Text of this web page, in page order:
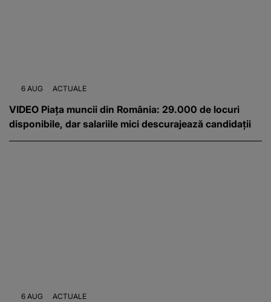
6 AUG ACTUALE
VIDEO Piața muncii din România: 29.000 de locuri
disponibile, dar salariile mici descurajează candidații
6 AUG ACTUALE